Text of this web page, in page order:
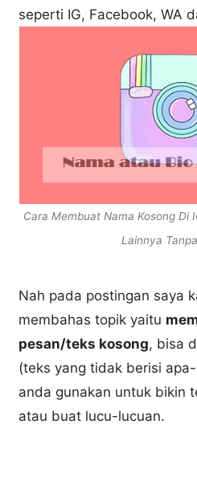
seperti IG, Facebook, WA
Cara Membuat Nama Kosong Di
Lainnya
Nah pada postingan saya
membahas topik yaitu
pesan/teks kosong, bisa
(teks yang tidak berisi
anda gunakan untuk bikin
atau buat lucu-lucuan.